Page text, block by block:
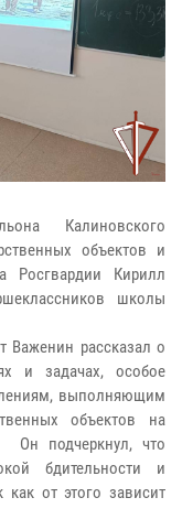
Калиновского
объектов и
Росгвардии Кирилл
школы
Важенин рассказал о
и задачах, особое
выполняющим
объектов на
Он подчеркнул, что
бдительности и
от этого зависит